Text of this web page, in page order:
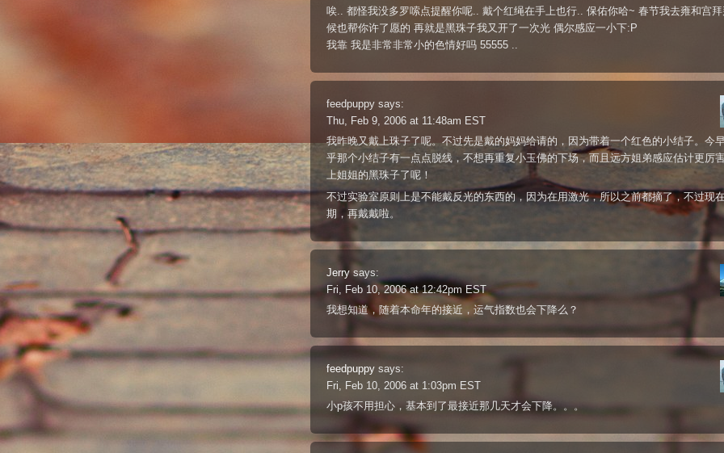
唉.. 都怪我没多罗嗦点提醒你呢.. 戴个红绳在手上也行.. 保佑你哈~ 春节我去雍和宫
候也帮你许了愿的 再就是黑珠子我又开了一次光 偶尔感应一小下:P
我靠 我是非常非常小的色情好吗 55555 ..
feedpuppy says:
Thu, Feb 9, 2006 at 11:48am EST
我昨晚又戴上珠子了呢。不过先是戴的妈妈给请的，因为带着一个红色的小结子。今
乎那个小结子有一点点脱线，不想再重复小玉佛的下场，而且远方姐弟感应估计更厉
上姐姐的黑珠子了呢！
不过实验室原则上是不能戴反光的东西的，因为在用激光，所以之前都摘了，不过现
期，再戴戴啦。
Jerry says:
Fri, Feb 10, 2006 at 12:42pm EST
我想知道，随着本命年的接近，运气指数也会下降么？
feedpuppy says:
Fri, Feb 10, 2006 at 1:03pm EST
小p孩不用担心，基本到了最接近那几天才会下降。。。